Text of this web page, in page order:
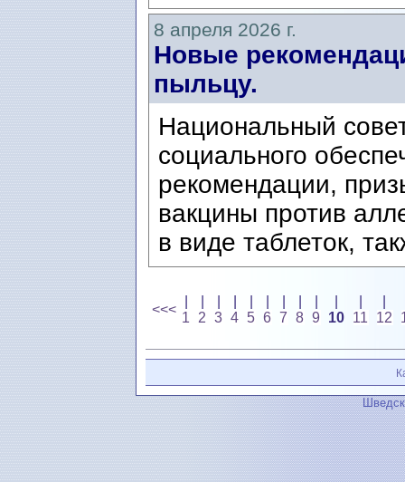
8 апреля 2026 г.
Новые
пыльцу.
Национальный
социального
рекомендации,
вакцины против
в виде таблеток,
<<<
1
2
3 4 5 6 7
8 9
10 11
12